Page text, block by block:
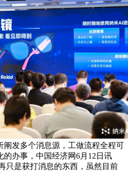
阐发多个消息源，工做流程全程可
办事，中国经济网6月12日讯
只是获打消息的东西，虽然目前